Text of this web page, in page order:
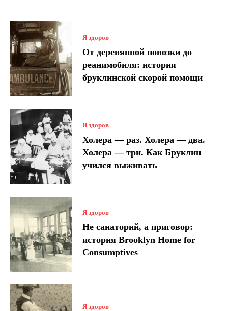
Я здоров
От деревянной повозки до
реанимобиля: история
бруклинской скорой помощи
Я здоров
Холера — раз. Холера — два.
Холера — три. Как Бруклин
учился выживать
Я здоров
Не санаторий, а приговор:
история Brooklyn Home for
Consumptives
Я здоров